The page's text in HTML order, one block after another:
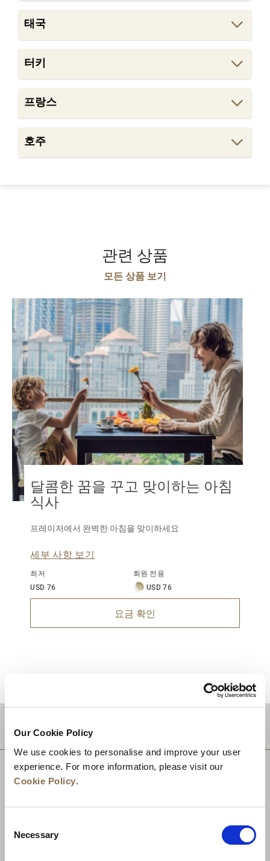
Our Cookie Policy
We use cookies to personalise and improve your user
experience. For more information, please visit our
Cookie Policy.
Selection
Necessary
태국
터키
프랑스
호주
관련 상품
모든 상품 보기
달콤한 꿈을 꾸고 맞이하는 아침
식사
프레이저에서 완벽한 아침을 맞이하세요
세부 사항 보기
최저
USD 76
회원 전용
USD 76
요금 확인
적지